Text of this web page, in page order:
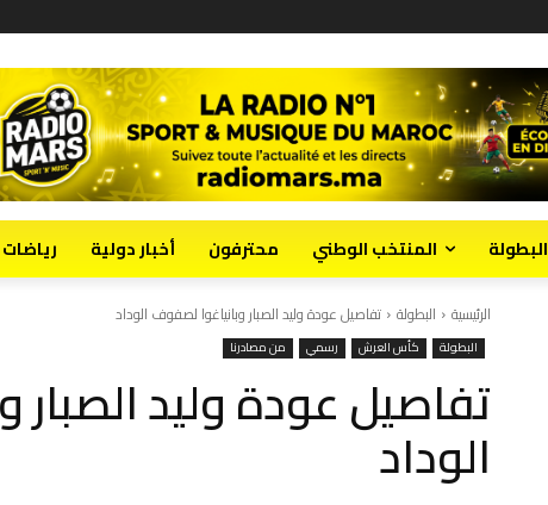
البطولة المنتخب الوطني محترفون أخبار دولية
الرئيسية البطولة تفاصيل عودة وليد الصبار وبانياغوا لصفوف الوداد
البطولة كأس العرش رسمي من مصادرنا
تفاصيل عودة وليد الصبار
الوداد